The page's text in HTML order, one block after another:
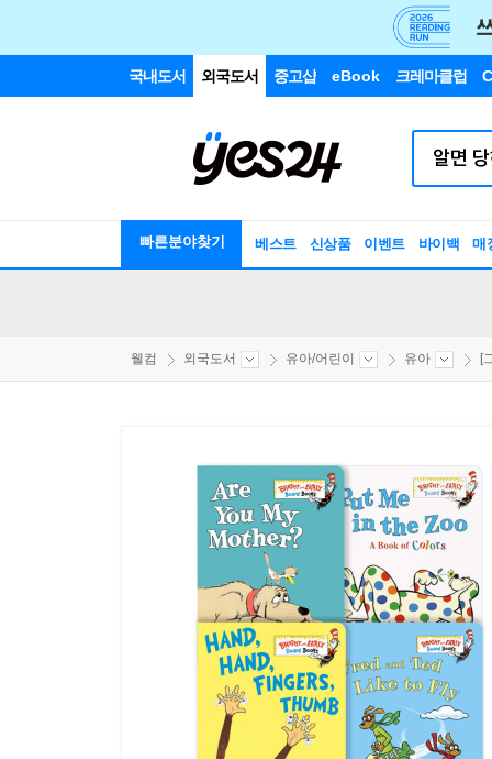
국내도서 외국도서 중고샵 eBook 크레마클럽
빠른분야찾기 베스트 신상품 이벤트 바이백 매
웰컴 외국도서 유아/어린이 유아 [